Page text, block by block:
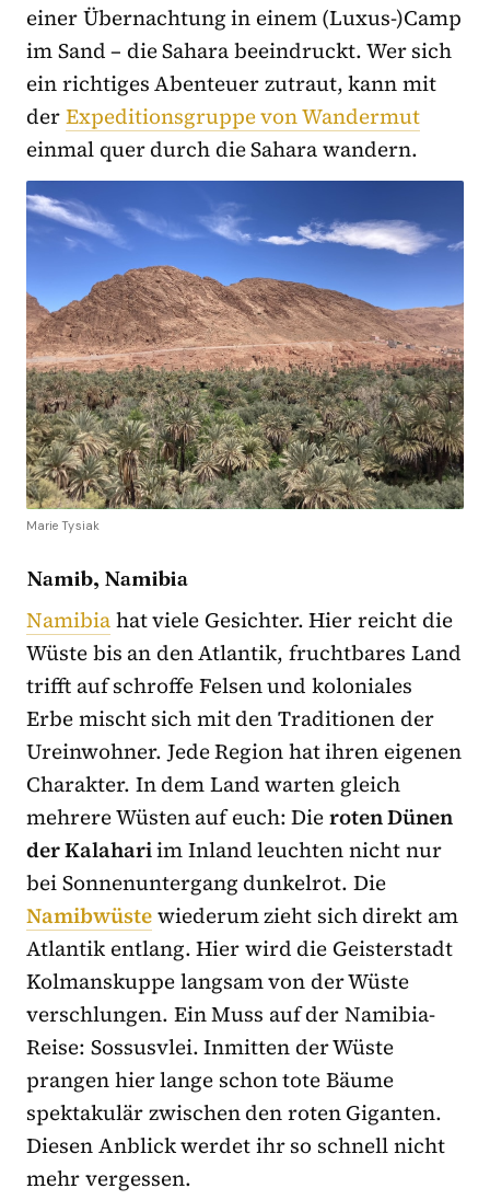
einer Übernachtung in einem (Luxus-)Camp
im Sand – die Sahara beeindruckt. Wer sich
ein richtiges Abenteuer zutraut, kann mit
derExpeditionsgruppe von Wandermut
einmal quer durch die Sahara wandern.
Marie Tysiak
Namib, Namibia
Namibiahat viele Gesichter. Hier reicht die
Wüste bis an den Atlantik, fruchtbares Land
trifft auf schroffe Felsen und koloniales
Erbe mischt sich mit den Traditionen der
Ureinwohner. Jede Region hat ihren eigenen
Charakter. In dem Land warten gleich
mehrere Wüsten auf euch: Dieroten Dünen
der Kalahariim Inland leuchten nicht nur
bei Sonnenuntergang dunkelrot. Die
Namibwüstewiederum zieht sich direkt am
Atlantik entlang. Hier wird die Geisterstadt
Kolmanskuppe langsam von der Wüste
verschlungen. Ein Muss auf der Namibia-
Reise: Sossusvlei. Inmitten der Wüste
prangen hier lange schon tote Bäume
spektakulär zwischen den roten Giganten.
Diesen Anblick werdet ihr so schnell nicht
mehr vergessen.